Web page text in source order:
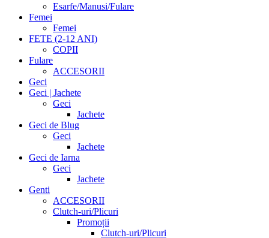
Esarfe/Manusi/Fulare
Femei
Femei
FETE (2-12 ANI)
COPII
Fulare
ACCESORII
Geci
Geci | Jachete
Geci
Jachete
Geci de Blug
Geci
Jachete
Geci de Iarna
Geci
Jachete
Genti
ACCESORII
Clutch-uri/Plicuri
Promoții
Clutch-uri/Plicuri